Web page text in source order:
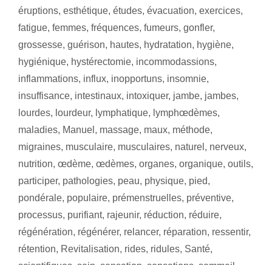
éruptions, esthétique, études, évacuation, exercices,
fatigue, femmes, fréquences, fumeurs, gonfler,
grossesse, guérison, hautes, hydratation, hygiène,
hygiénique, hystérectomie, incommodassions,
inflammations, influx, inopportuns, insomnie,
insuffisance, intestinaux, intoxiquer, jambe, jambes,
lourdes, lourdeur, lymphatique, lymphœdèmes,
maladies, Manuel , massage, maux, méthode,
migraines, musculaire, musculaires, naturel , nerveux,
nutrition, œdème, œdèmes, organes, organique, outils,
participer, pathologies, peau, physique, pied,
pondérale, populaire, prémenstruelles, préventive,
processus, purifiant, rajeunir, réduction, réduire,
régénération, régénérer, relancer, réparation, ressentir,
rétention, Revitalisation, rides, ridules, Santé,